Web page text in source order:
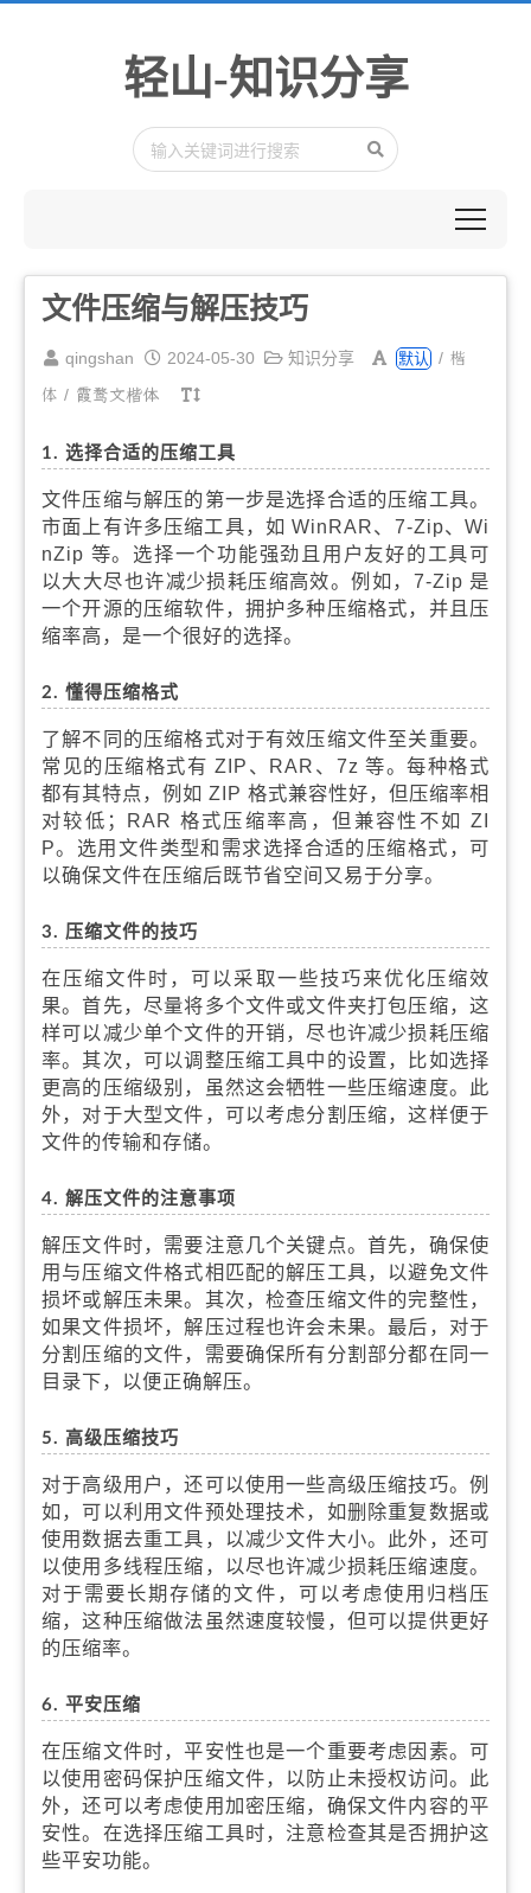
轻山-知识分享
文件压缩与解压技巧
qingshan 2024-05-30 知识分享 默认 / 楷
体 / 霞鹜文楷体
1. 选择合适的压缩工具
文件压缩与解压的第一步是选择合适的压缩工具。
市面上有许多压缩工具，如 WinRAR、7-Zip、Wi
nZip 等。选择一个功能强劲且用户友好的工具可
以大大尽也许减少损耗压缩高效。例如，7-Zip 是
一个开源的压缩软件，拥护多种压缩格式，并且压
缩率高，是一个很好的选择。
2. 懂得压缩格式
了解不同的压缩格式对于有效压缩文件至关重要。
常见的压缩格式有 ZIP、RAR、7z 等。每种格式
都有其特点，例如 ZIP 格式兼容性好，但压缩率相
对较低；RAR 格式压缩率高，但兼容性不如 ZI
P。选用文件类型和需求选择合适的压缩格式，可
以确保文件在压缩后既节省空间又易于分享。
3. 压缩文件的技巧
在压缩文件时，可以采取一些技巧来优化压缩效
果。首先，尽量将多个文件或文件夹打包压缩，这
样可以减少单个文件的开销，尽也许减少损耗压缩
率。其次，可以调整压缩工具中的设置，比如选择
更高的压缩级别，虽然这会牺牲一些压缩速度。此
外，对于大型文件，可以考虑分割压缩，这样便于
文件的传输和存储。
4. 解压文件的注意事项
解压文件时，需要注意几个关键点。首先，确保使
用与压缩文件格式相匹配的解压工具，以避免文件
损坏或解压未果。其次，检查压缩文件的完整性，
如果文件损坏，解压过程也许会未果。最后，对于
分割压缩的文件，需要确保所有分割部分都在同一
目录下，以便正确解压。
5. 高级压缩技巧
对于高级用户，还可以使用一些高级压缩技巧。例
如，可以利用文件预处理技术，如删除重复数据或
使用数据去重工具，以减少文件大小。此外，还可
以使用多线程压缩，以尽也许减少损耗压缩速度。
对于需要长期存储的文件，可以考虑使用归档压
缩，这种压缩做法虽然速度较慢，但可以提供更好
的压缩率。
6. 平安压缩
在压缩文件时，平安性也是一个重要考虑因素。可
以使用密码保护压缩文件，以防止未授权访问。此
外，还可以考虑使用加密压缩，确保文件内容的平
安性。在选择压缩工具时，注意检查其是否拥护这
些平安功能。